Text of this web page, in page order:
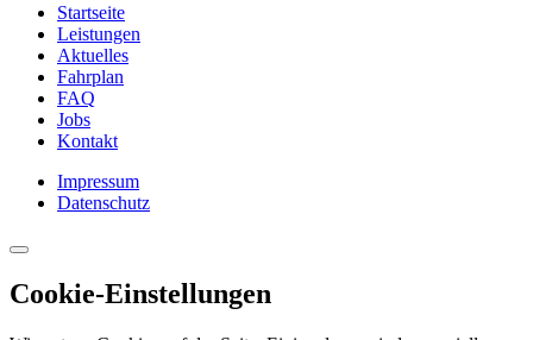
Startseite
Leistungen
Aktuelles
Fahrplan
FAQ
Jobs
Kontakt
Impressum
Datenschutz
Cookie-Einstellungen